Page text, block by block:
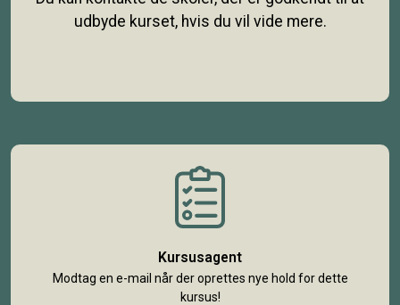
udbyde kurset, hvis du vil vide mere.
Kursusagent
Modtag en e-mail når der oprettes nye hold for dette
kursus!